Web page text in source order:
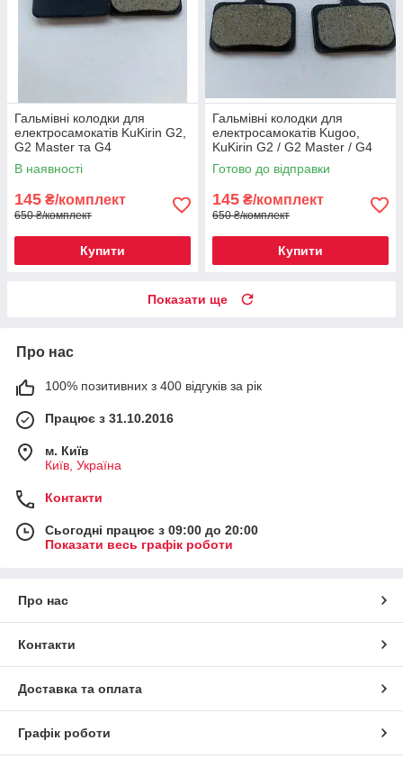
Гальмівні колодки для
електросамокатів KuKirin G2,
G2 Master та G4
В наявності
145 ₴/комплект
650 ₴/комплект
Купити
Гальмівні колодки для
електросамокатів Kugoo,
KuKirin G2 / G2 Master / G4
Готово до відправки
145 ₴/комплект
650 ₴/комплект
Купити
Показати ще
Про нас
100% позитивних з 400 відгуків за рік
Працює з 31.10.2016
м. Київ
Київ, Україна
Контакти
Сьогодні працює з 09:00 до 20:00
Показати весь графік роботи
Про нас
Контакти
Доставка та оплата
Графік роботи